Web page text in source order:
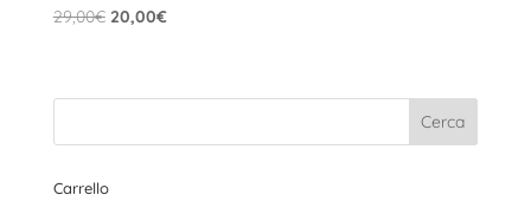
29,00€ Il
era:
20,00€Il
è:
Carrello